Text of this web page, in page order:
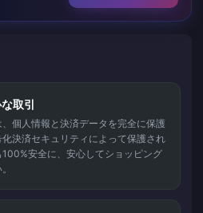
取引
個人情報と決済データを完全に保護
決済セキュリティによって保護され
安全に、安心してショッピング